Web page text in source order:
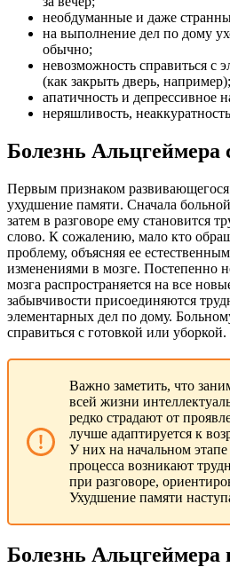
необдуманные и даже
на выполнение дел по дому
обычно;
невозможность справиться с
(как закрыть дверь, например);
апатичность и депрессивное
неряшливость,
Болезнь
Первым признаком развивающегося
ухудшение памяти. Сначала
затем в разговоре ему становится
слово. К сожалению, мало кто
проблему, объясняя ее
изменениями в мозге. Постепенно
мозга распространяется на все
забывчивости присоединяются
элементарных дел по дому.
справиться с готовкой или уборкой.
Важно заметить, что
всей жизни
редко страдают от
лучше адаптируется к
У них на начальном этапе
процесса возникают
при разговоре,
Ухудшение памяти
Болезнь